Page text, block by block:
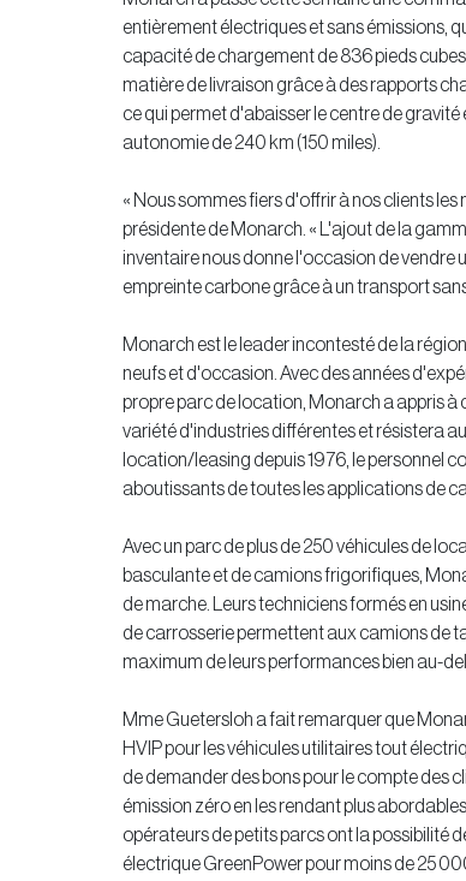
entièrement électriques et sans émissions,
capacité de chargement de 836 pieds
matière de livraison grâce à des rapports
ce qui permet d'abaisser le centre de
autonomie de 240 km (150 miles).
« Nous sommes fiers d'offrir à nos clients
présidente de Monarch. « L'ajout de la
inventaire nous donne l'occasion de vendre
empreinte carbone grâce à un transport
Monarch est le leader incontesté de la
neufs et d'occasion. Avec des années
propre parc de location, Monarch a appris
variété d'industries différentes et résistera
location/leasing depuis 1976, le personnel
aboutissants de toutes les applications de
Avec un parc de plus de 250 véhicules de
basculante et de camions frigorifiques,
de marche. Leurs techniciens formés en
de carrosserie permettent aux camions de
maximum de leurs performances bien au-
Mme Guetersloh a fait remarquer que
HVIP pour les véhicules utilitaires tout
de demander des bons pour le compte des
émission zéro en les rendant plus
opérateurs de petits parcs ont la possibilité
électrique GreenPower pour moins de 25